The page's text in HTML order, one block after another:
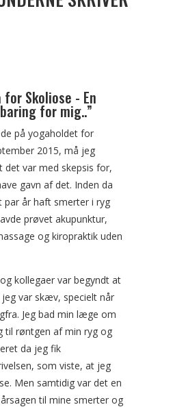
for Skoliose - En
for mig..”
på yogaholdet for
2015, må jeg
det var med skepsis for,
gavn af det. Inden da
par år haft smerter i ryg
prøvet akupunktur,
og kiropraktik uden
kollegaer var begyndt at
var skæv, specielt når
Jeg bad min læge om
til røntgen af min ryg og
da jeg fik
som viste, at jeg
Men samtidig var det en
til mine smerter og